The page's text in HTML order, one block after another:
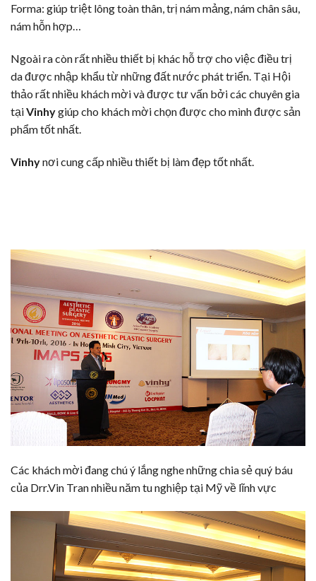
Forma: giúp triệt lôngtoàn thân, trị nám mảng, nám chân sâu,
nám hỗn hợp…
Ngoài ra còn rất nhiều thiết bị khác hỗ trợ cho việc điều trị
da được nhập khẩu từ những đất nước phát triển. Tại Hội
thảo rất nhiều khách mời và được tư vấn bởi các chuyên gia
tạiVinhygiúp cho khách mời chọn được cho mình được sản
phẩm tốt nhất.
Vinhynơi cung cấp nhiều thiết bị làm đẹp tốt nhất.
Các khách mời đang chú ý lắng nghe những chia sẻ quý báu
của Drr.Vin Tran nhiều năm tu nghiệp tại Mỹ về lĩnh vực